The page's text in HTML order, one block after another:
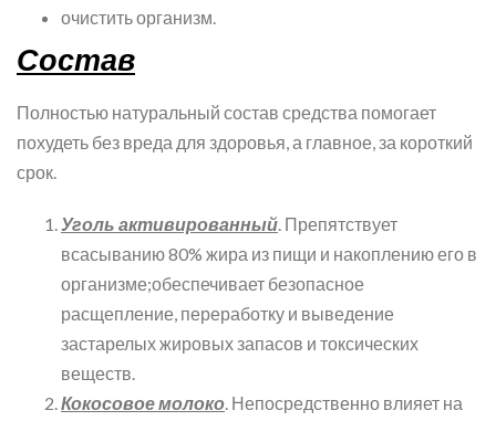
очистить организм.
Состав
Полностью натуральный состав средства помогает
похудеть без вреда для здоровья, а главное, за короткий
срок.
Уголь активированный. Препятствует
всасыванию 80% жира из пищи и накоплению его в
организме;обеспечивает безопасное
расщепление, переработку и выведение
застарелых жировых запасов и токсических
веществ.
Кокосовое молоко. Непосредственно влияет на